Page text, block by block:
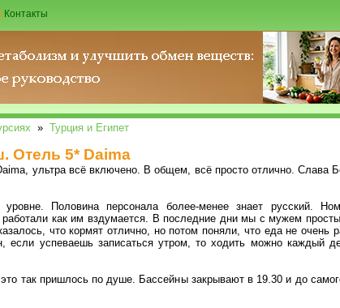
Контакты
» Турция и Египет
Отель 5* Daima
ультра всё включено. В общем, всё просто отлично. Слава
Половина персонала более-менее знает русский.
как им вздумается. В последние дни мы с мужем
что кормят отлично, но потом поняли, что еда не очень
если успеваешь записаться утром, то ходить можно каждый
так пришлось по душе. Бассейны закрывают в 19.30 и до